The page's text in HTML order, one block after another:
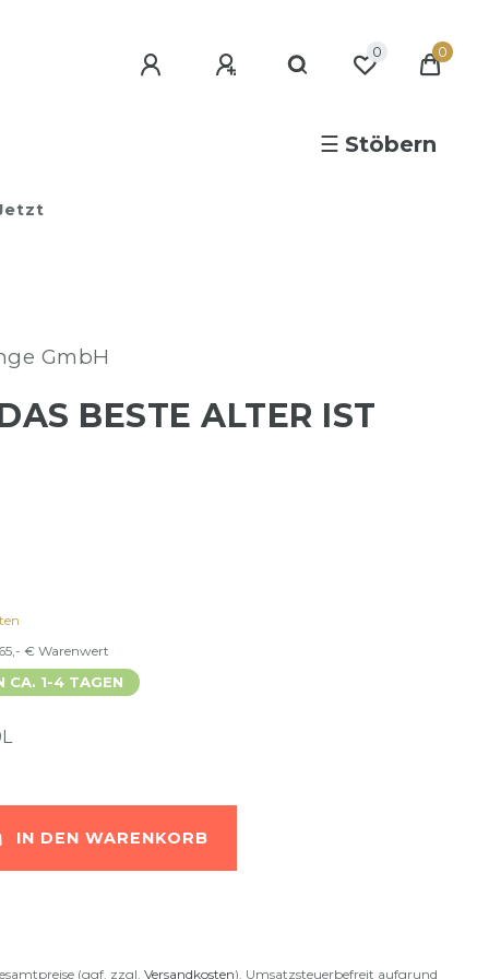
0
0
☰ Stöbern
GmbH
BESTE ALTER IST
€ Warenwert
CA. 1-4 TAGEN
IN DEN WARENKORB
(ggf. zzgl. Versandkosten). Umsatzsteuerbefreit aufgrund